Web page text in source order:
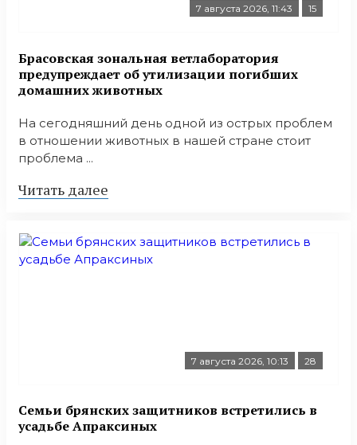
7 августа 2026, 11:43 15
Брасовская зональная ветлаборатория
предупреждает об утилизации погибших
домашних животных
На сегодняшний день одной из острых проблем
в отношении животных в нашей стране стоит
проблема ...
Читать далее
7 августа 2026, 10:13 28
Семьи брянских защитников встретились в
усадьбе Апраксиных